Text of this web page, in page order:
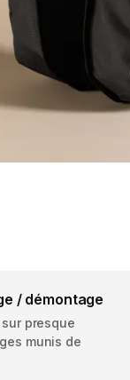
/ démontage
presque
munis de